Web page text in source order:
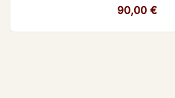
90,00 €